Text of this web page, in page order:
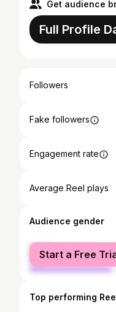
Get audience
Full Profile
Followers
Fake followers
Engagement rate
Average Reel plays
Audience gender
female
male
Start a Free
Top performing